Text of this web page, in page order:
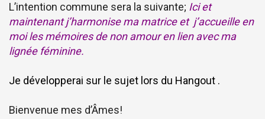
L’intention commune sera la suivante; Ici et
maintenant j’harmonise ma matrice et j’accueille en
moi les mémoires de non amour en lien avec ma
lignée féminine.
Je développerai sur le sujet lors du Hangout .
Bienvenue mes d’Âmes!